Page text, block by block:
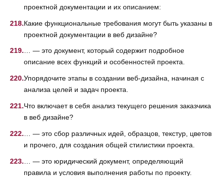
проектной документации и их описанием:
Какие функциональные требования могут быть указаны в
проектной документации в веб дизайне?
… — это документ, который содержит подробное
описание всех функций и особенностей проекта.
Упорядочите этапы в создании веб-дизайна, начиная с
анализа целей и задач проекта.
Что включает в себя анализ текущего решения заказчика
в веб дизайне?
… — это сбор различных идей, образцов, текстур, цветов
и прочего, для создания общей стилистики проекта.
… — это юридический документ, определяющий
правила и условия выполнения работы по проекту.